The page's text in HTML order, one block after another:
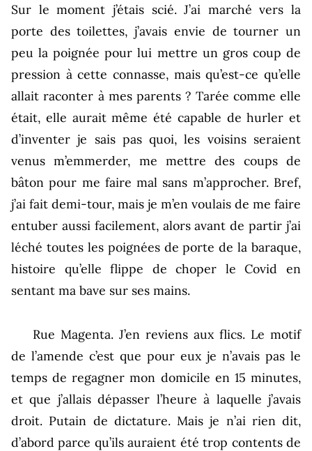
Sur le moment j’étais scié. J’ai marché vers la
porte des toilettes, j’avais envie de tourner un
peu la poignée pour lui mettre un gros coup de
pression à cette connasse, mais qu’est-ce qu’elle
allait raconter à mes parents ? Tarée comme elle
était, elle aurait même été capable de hurler et
d’inventer je sais pas quoi, les voisins seraient
venus m’emmerder, me mettre des coups de
bâton pour me faire mal sans m’approcher. Bref,
j’ai fait demi-tour, mais je m’en voulais de me faire
entuber aussi facilement, alors avant de partir j’ai
léché toutes les poignées de porte de la baraque,
histoire qu’elle flippe de choper le Covid en
sentant ma bave sur ses mains.
Rue Magenta. J’en reviens aux flics. Le motif
de l’amende c’est que pour eux je n’avais pas le
temps de regagner mon domicile en 15 minutes,
et que j’allais dépasser l’heure à laquelle j’avais
droit. Putain de dictature. Mais je n’ai rien dit,
d’abord parce qu’ils auraient été trop contents de